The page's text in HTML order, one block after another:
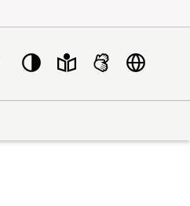
Sprache